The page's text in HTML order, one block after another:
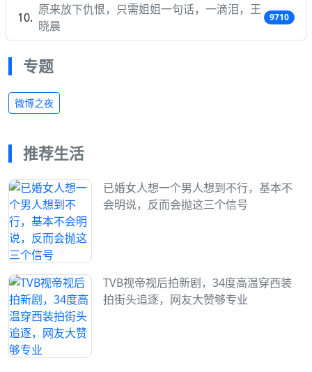
原来放下仇恨，只需姐姐一句话，一滴泪，王
晓晨
9710
专题
微博之夜
推荐生活
已婚女人想一个男人想到不行，基本不
会明说，反而会抛这三个信号
TVB视帝视后拍新剧，34度高温穿西装
拍街头追逐，网友大赞够专业